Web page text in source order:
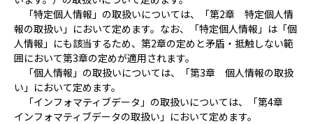
「特定個人情報」の取扱いについては、「第2章 特定個人情
報の取扱い」において定めます。なお、「特定個人情報」は「個
人情報」にも該当するため、第2章の定めと矛盾・抵触しない範
囲において第3章の定めが適用されます。
「個人情報」の取扱いについては、「第3章 個人情報の取扱
い」において定めます。
「インフォマティブデータ」の取扱いについては、「第4章
インフォマティブデータの取扱い」において定めます。